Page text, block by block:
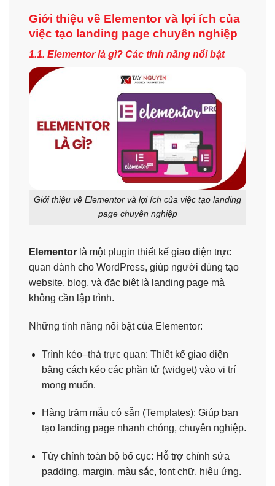
Giới thiệu về Elementor và lợi ích của
việc tạo landing page chuyên nghiệp
1.1. Elementor là gì? Các tính năng nổi bật
Giới thiệu về Elementor và lợi ích của việc tạo landing
page chuyên nghiệp
Elementor là một plugin thiết kế giao diện trực
quan dành cho WordPress, giúp người dùng tạo
website, blog, và đặc biệt là landing page mà
không cần lập trình.
Những tính năng nổi bật của Elementor:
Trình kéo–thả trực quan: Thiết kế giao diện
bằng cách kéo các phần tử (widget) vào vị trí
mong muốn.
Hàng trăm mẫu có sẵn (Templates): Giúp bạn
tạo landing page nhanh chóng, chuyên nghiệp.
Tùy chỉnh toàn bộ bố cục: Hỗ trợ chỉnh sửa
padding, margin, màu sắc, font chữ, hiệu ứng.